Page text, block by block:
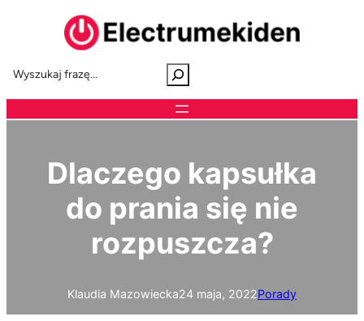
S
r
Dlaczego kapsułka
do prania się nie
rozpuszcza?
Klaudia Mazowiecka24 maja, 2022Porady